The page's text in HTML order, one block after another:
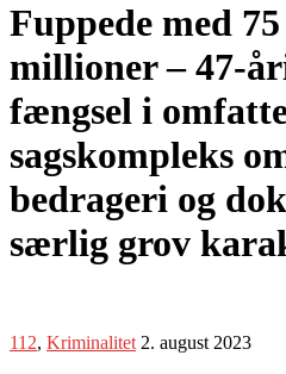
Fuppede med
millioner – 47-
fængsel i
sagskompleks
bedrageri og
særlig grov
112, Kriminalitet 2. august 2023